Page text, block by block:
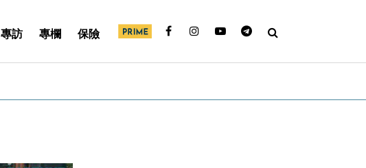
專訪 專欄 保險